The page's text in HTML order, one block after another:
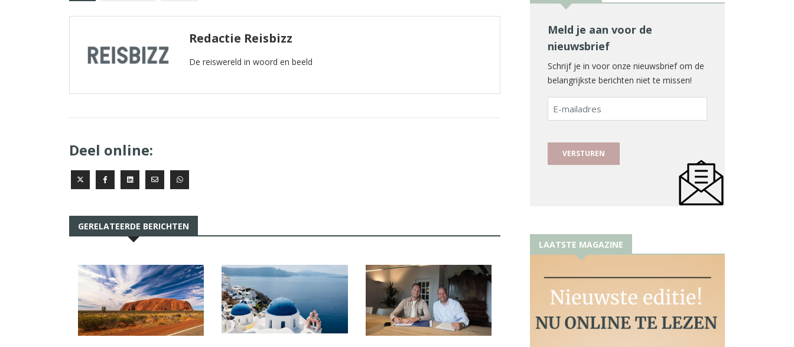
Redactie Reisbizz
De reiswereld in woord en beeld
Deel online:
GERELATEERDE BERICHTEN
Meld je aan voor de
nieuwsbrief
Schrijf je in voor onze nieuwsbrief om de
belangrijkste berichten niet te missen!
E-
mailadres
LAATSTE MAGAZINE